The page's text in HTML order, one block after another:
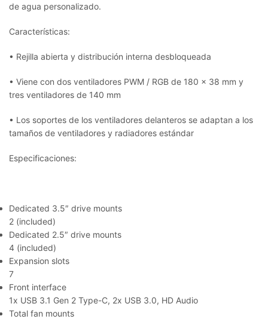
de agua personalizado.
Características:
• Rejilla abierta y distribución interna desbloqueada
• Viene con dos ventiladores PWM / RGB de 180 x 38 mm y
tres ventiladores de 140 mm
• Los soportes de los ventiladores delanteros se adaptan a los
tamaños de ventiladores y radiadores estándar
Especificaciones:
Dedicated 3.5″ drive mounts
2 (included)
Dedicated 2.5″ drive mounts
4 (included)
Expansion slots
7
Front interface
1x USB 3.1 Gen 2 Type-C, 2x USB 3.0, HD Audio
Total fan mounts